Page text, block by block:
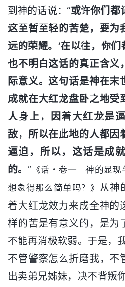
到神的话说：“或许你们都
这至暂至轻的苦楚，要为
远的荣耀。’在以往，你
也不明白这话的真正含义
际意义。这句话是神在末
成就在大红龙盘卧之地受
人身上，因着大红龙是
敌，所以在此地的人都因
逼迫，所以，这话是成
的。 ” 《话・卷一 神的显现
想象得那么简单吗？》 从神
着大红龙效力来成全神的
样的苦是有意义的，是为
不能再消极软弱。于是，
不管警察怎么折磨我，不
出卖弟兄姊妹，决不背叛